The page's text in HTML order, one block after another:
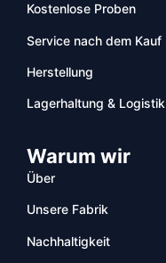
Kostenlose Proben
Service nach dem Kauf
Herstellung
Lagerhaltung & Logistik
Warum wir
Über
Unsere Fabrik
Nachhaltigkeit